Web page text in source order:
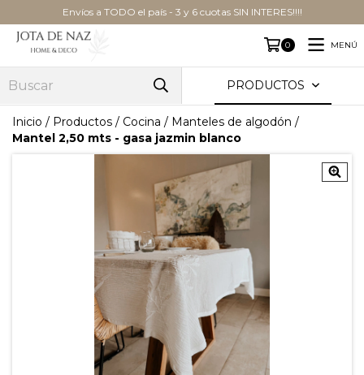
Envíos a TODO el país - 3 y 6 cuotas SIN INTERES!!!!
0 MENÚ
PRODUCTOS
Inicio / Productos / Cocina / Manteles de algodón /
Mantel 2,50 mts - gasa jazmin blanco